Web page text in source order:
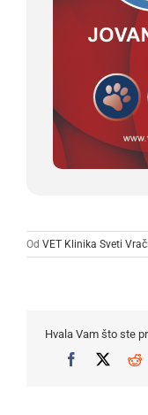
Od VET Klinika Sveti Vrači
Hvala Vam što ste
Facebook
X